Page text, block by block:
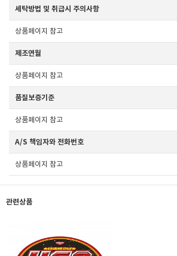
세탁방법 및 취급시 주의사항
상품페이지 참고
제조연월
상품페이지 참고
품질보증기준
상품페이지 참고
A/S 책임자와 전화번호
상품페이지 참고
관련상품